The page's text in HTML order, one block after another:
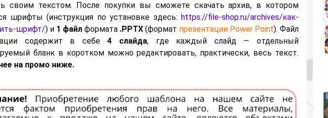
своим текстом. После покупки вы сможете скачать архив, в котором
шрифты (инструкция по установке здесь: https://file-shop.ru/archives/как-
шрифт/) и 1 файл формата .PPTX (формат презентации Power Point). Файл
содержит в себе4 слайда, где каждый слайд — отдельный
бланк в коротком можно редактировать, практически, весь текст.
на промо ниже.